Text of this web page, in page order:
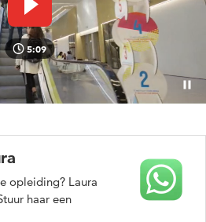
Video afspelen
5:09
opleiding? Laura
haar een